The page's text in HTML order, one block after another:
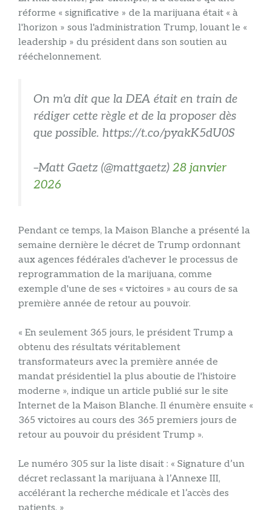
réforme « significative » de la marijuana était « à
l'horizon » sous l'administration Trump, louant le «
leadership » du président dans son soutien au
rééchelonnement.
On m'a dit que la DEA était en train de
rédiger cette règle et de la proposer dès
que possible. https://t.co/pyakK5dU0S
–Matt Gaetz (@mattgaetz) 28 janvier
2026
Pendant ce temps, la Maison Blanche a présenté la
semaine dernière le décret de Trump ordonnant
aux agences fédérales d'achever le processus de
reprogrammation de la marijuana, comme
exemple d'une de ses « victoires » au cours de sa
première année de retour au pouvoir.
« En seulement 365 jours, le président Trump a
obtenu des résultats véritablement
transformateurs avec la première année de
mandat présidentiel la plus aboutie de l'histoire
moderne », indique un article publié sur le site
Internet de la Maison Blanche. Il énumère ensuite «
365 victoires au cours des 365 premiers jours de
retour au pouvoir du président Trump ».
Le numéro 305 sur la liste disait : « Signature d’un
décret reclassant la marijuana à l’Annexe III,
accélérant la recherche médicale et l’accès des
patients. »